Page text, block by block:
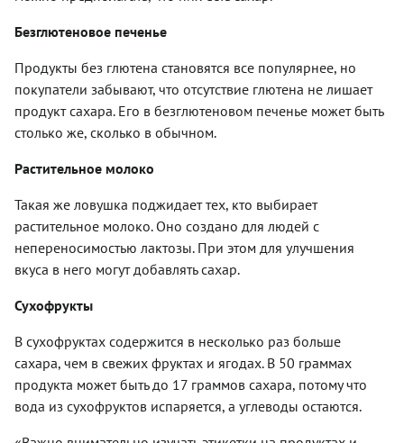
Безглютеновое печенье
Продукты без глютена становятся все популярнее, но
покупатели забывают, что отсутствие глютена не лишает
продукт сахара. Его в безглютеновом печенье может быть
столько же, сколько в обычном.
Растительное молоко
Такая же ловушка поджидает тех, кто выбирает
растительное молоко. Оно создано для людей с
непереносимостью лактозы. При этом для улучшения
вкуса в него могут добавлять сахар.
Сухофрукты
В сухофруктах содержится в несколько раз больше
сахара, чем в свежих фруктах и ягодах. В 50 граммах
продукта может быть до 17 граммов сахара, потому что
вода из сухофруктов испаряется, а углеводы остаются.